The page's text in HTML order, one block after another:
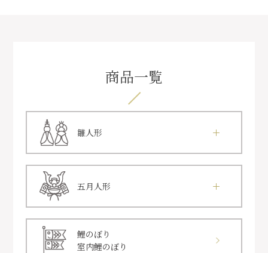
商品一覧
雛人形
五月人形
鯉のぼり
室内鯉のぼり